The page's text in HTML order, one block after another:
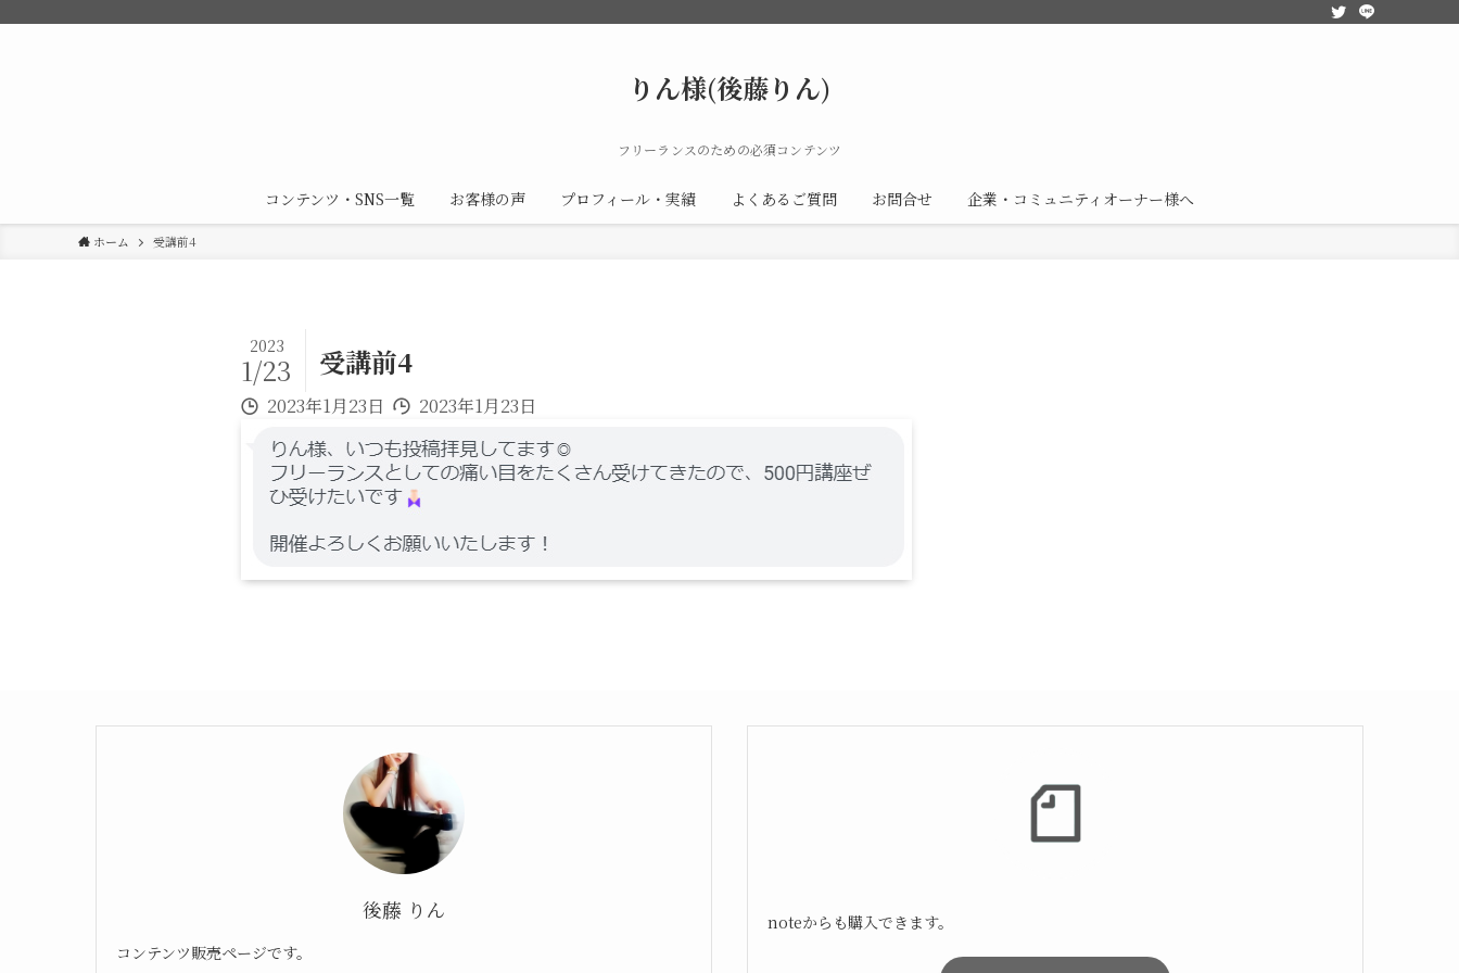
りん様(後藤りん)
フリーランスのための必須コンテンツ
コンテンツ・SNS一覧 お客様の声 プロフィール・実績 よくあるご質問 お問合せ 企業・コミュニティオーナー様へ
ホーム 受講前4
受講前4
2023
1/23
2023年1月23日 2023年1月23日
後藤 りん
コンテンツ販売ページです。
noteからも購入できます。